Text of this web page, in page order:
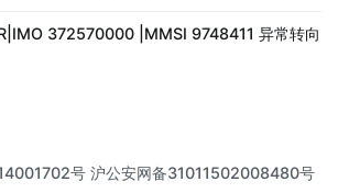
372570000 |MMSI 9748411 异常转向
号 沪公安网备31011502008480号